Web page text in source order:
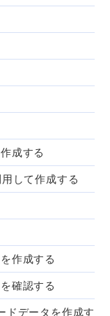
成する
て作成する
作成する
確認する
データを作成する